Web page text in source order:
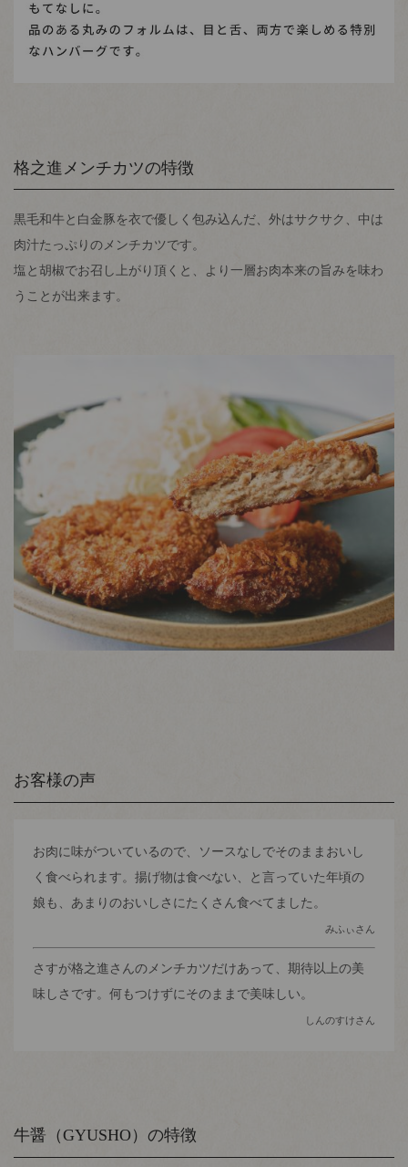
格之進メンチカツの特徴
黒毛和牛と白金豚を衣で優しく包み込んだ、外はサクサク、中は
肉汁たっぷりのメンチカツです。
塩と胡椒でお召し上がり頂くと、より一層お肉本来の旨みを味わ
うことが出来ます。
お客様の声
お肉に味がついているので、ソースなしでそのままおいし
く食べられます。揚げ物は食べない、と言っていた年頃の
娘も、あまりのおいしさにたくさん食べてました。
みふぃさん
さすが格之進さんのメンチカツだけあって、期待以上の美
味しさです。何もつけずにそのままで美味しい。
しんのすけさん
牛醤（GYUSHO）の特徴